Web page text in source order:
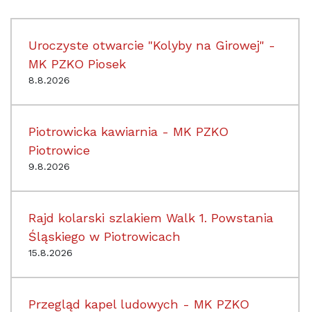
Uroczyste otwarcie "Kolyby na Girowej" -
MK PZKO Piosek
8.8.2026
Piotrowicka kawiarnia - MK PZKO
Piotrowice
9.8.2026
Rajd kolarski szlakiem Walk 1. Powstania
Śląskiego w Piotrowicach
15.8.2026
Przegląd kapel ludowych - MK PZKO